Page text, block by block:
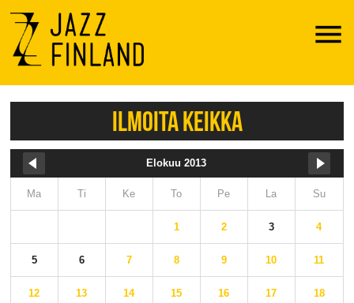
Menu
ILMOITA KEIKKA
Elokuu 2013
Ma Ti Ke To Pe La Su
1 2 3 4
5 6 7 8 9 10 11
12 13 14 15 16 17 18